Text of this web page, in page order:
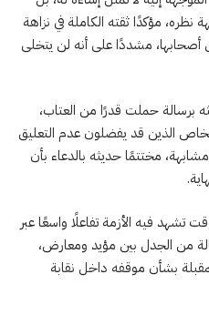
مؤكدًا ثقته الكاملة في نزاهة
أصحابها، مشددًا على أنه لن يتخلى
برسالة حملت قدرًا من العتاب،
الذين قد يفضلون عدم التعليق
مختتمًا حديثه بالدعاء بأن
تشهد فيه الأزمة تفاعلًا واسعًا عبر
من الجدل بين مؤيد ومعارض،
بشأن موقفه داخل نقابة